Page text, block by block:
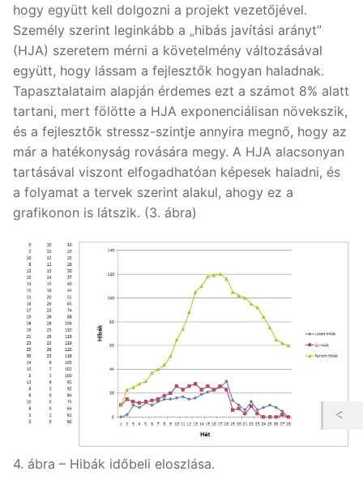
hogy együtt kell dolgozni a projekt vezetőjével.
Személy szerint leginkább a „hibás javítási arányt”
(HJA) szeretem mérni a követelmény változásával
együtt, hogy lássam a fejlesztők hogyan haladnak.
Tapasztalataim alapján érdemes ezt a számot 8% alatt
tartani, mert fölötte a HJA exponenciálisan növekszik,
és a fejlesztők stressz-szintje annyira megnő, hogy az
már a hatékonyság rovására megy. A HJA alacsonyan
tartásával viszont elfogadhatóan képesek haladni, és
a folyamat a tervek szerint alakul, ahogy ez a
grafikonon is látszik. (3. ábra)
4. ábra – Hibák időbeli eloszlása.